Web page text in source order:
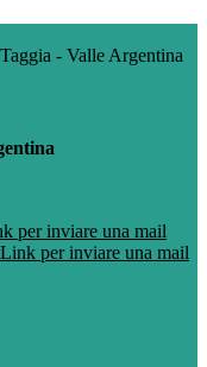
- Valle Argentina
per inviare una mail
Link per inviare una mail